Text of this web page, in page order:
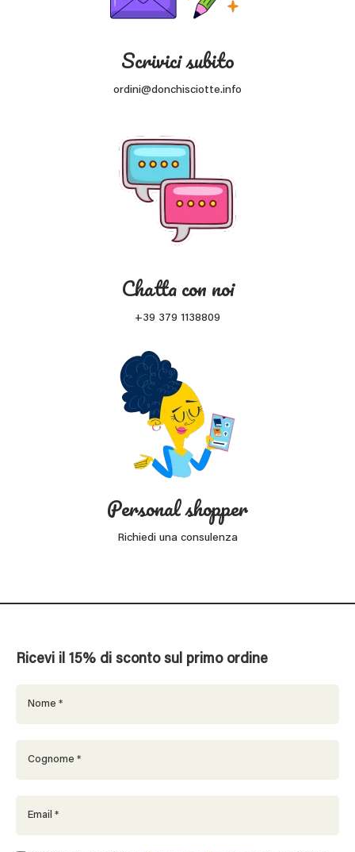
Scrivici subito
ordini@donchisciotte.info
Chatta con noi
+39 379 1138809
Personal shopper
Richiedi una consulenza
Ricevi il 15% di sconto sul primo ordine